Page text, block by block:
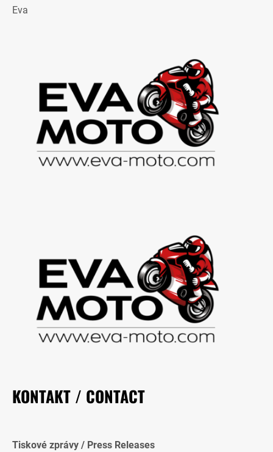
Eva
KONTAKT / CONTACT
Tiskové zprávy / Press Releases